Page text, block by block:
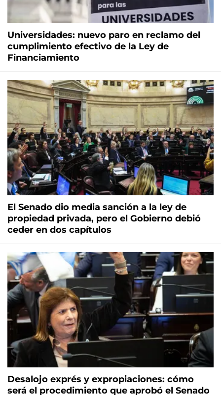
Universidades: nuevo paro en reclamo del
cumplimiento efectivo de la Ley de
Financiamiento
El Senado dio media sanción a la ley de
propiedad privada, pero el Gobierno debió
ceder en dos capítulos
Desalojo exprés y expropiaciones: cómo
será el procedimiento que aprobó el Senado